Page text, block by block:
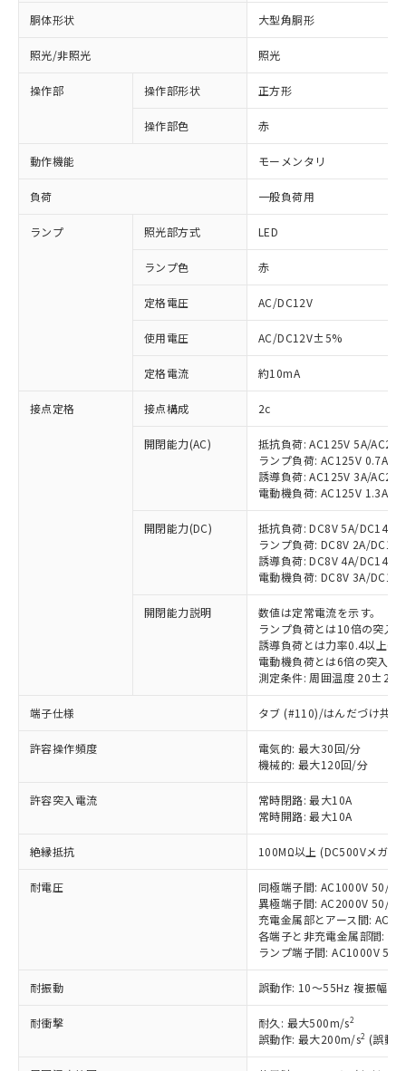
胴体形状 大型角胴形
照光/非照光 照光
操作部 操作部形状 正方形
操作部色 赤
動作機能 モーメンタリ
負荷 一般負荷用
ランプ 照光部方式 LED
ランプ色 赤
定格電圧 AC/DC12V
使用電圧 AC/DC12V±5%
定格電流 約10mA
接点定格 接点構成 2c
開閉能力(AC)
抵抗負荷: AC125V 5A/
ランプ負荷: AC125V 0.7A/
誘導負荷: AC125V 3A/
電動機負荷: AC125V 1.3A/
開閉能力(DC)
抵抗負荷: DC8V 5A/DC14V
ランプ負荷: DC8V 2A/
誘導負荷: DC8V 4A/DC14V
電動機負荷: DC8V 3A/
開閉能力説明
数値は定常電流を示す。
ランプ負荷とは10倍の突入
誘導負荷とは力率0.4以上
電動機負荷とは6倍の突入電
測定条件: 周囲温度 20±2℃
端子仕様 タブ (#110)/はんだづけ共用
許容操作頻度
電気的: 最大30回/分
機械的: 最大120回/分
許容突入電流
常時閉路: 最大10A
常時開路: 最大10A
絶縁抵抗 100MΩ以上 (DC500Vメガ)
耐電圧
同極端子間: AC1000V 50/
異極端子間: AC2000V 50/
充電金属部とアース間:
各端子と非充電金属部間:
ランプ端子間: AC1000V
耐振動 誤動作: 10～55Hz 複振幅
耐衝撃 耐久: 最大500m/s2
誤動作: 最大200m/s2 (誤動
ご利用条件
以下の条件をお読みいただき、同意のうえ
本サービスは、当社制御機器事業取扱
商品の当社在庫状況および標準価格
(税抜)を提供させていただくもので
当社制御機器事業取扱商品の中には、
本サービスの対象外となる商品もある
※1 対応状況
対応済み：EU RoHS指令（10物質）の
非含有に対応した製品が提供可能な商品で
対応予定：EU RoHS指令（10物質）の非含
有に対応した製品に切り替える予定のある
対応予定なし：EU RoHS指令（10物質）の
非含有に非対応の商品で、対応品を出す予
調査・確認中：EU RoHS指令（10物質）の
非含有の対応状況を調査中または確認中の
非該当品：ライセンス料など無形物で、有
害物質有無と関係のない商品です。
仕入先様の事情により、非含有部品として
いたものが、含有品と判明した場合などや
「○」：最大均質材料含有率が中国RoHSの
基準値以下であることを示します。
「×」：最大均質材料含有率が中国RoHSの
基準値を超えていることを示します。